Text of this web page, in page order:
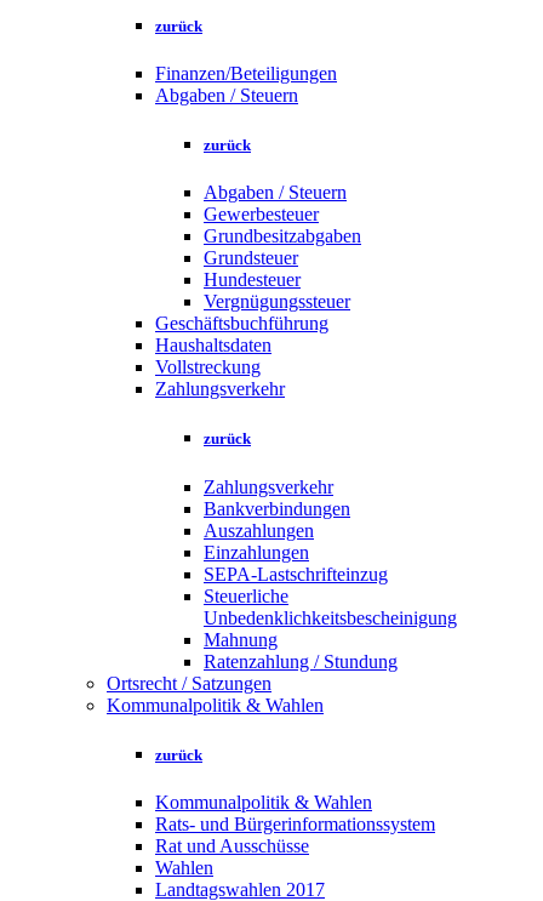
zurück
Finanzen/Beteiligungen
Abgaben / Steuern
zurück
Abgaben / Steuern
Gewerbesteuer
Grundbesitzabgaben
Grundsteuer
Hundesteuer
Vergnügungssteuer
Geschäftsbuchführung
Haushaltsdaten
Vollstreckung
Zahlungsverkehr
zurück
Zahlungsverkehr
Bankverbindungen
Auszahlungen
Einzahlungen
SEPA-Lastschrifteinzug
Steuerliche
Unbedenklichkeitsbescheinigung
Mahnung
Ratenzahlung / Stundung
Ortsrecht / Satzungen
Kommunalpolitik & Wahlen
zurück
Kommunalpolitik & Wahlen
Rats- und Bürgerinformationssystem
Rat und Ausschüsse
Wahlen
Landtagswahlen 2017